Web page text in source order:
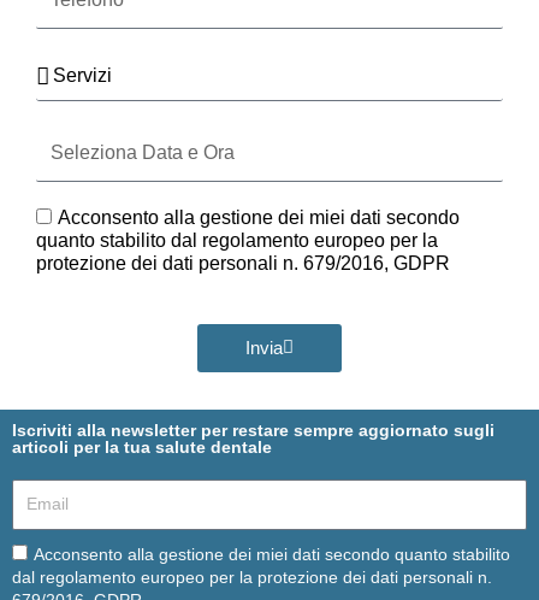
Servizi
Data
e
GDPR
Acconsento alla gestione dei miei dati secondo
quanto stabilito dal regolamento europeo per la
protezione dei dati personali n. 679/2016, GDPR
Invia
Iscriviti alla newsletter per restare sempre aggiornato sugli
articoli per la tua salute dentale
Email
Email
Acconsento alla gestione dei miei dati secondo quanto stabilito
dal regolamento europeo per la protezione dei dati personali n.